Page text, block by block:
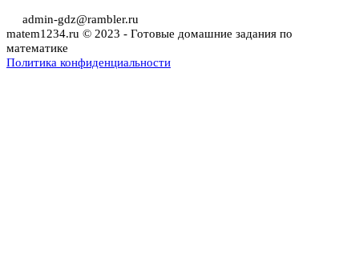
admin-gdz@rambler.ru
matem1234.ru © 2023 - Готовые домашние задания по
математике
Политика конфиденциальности